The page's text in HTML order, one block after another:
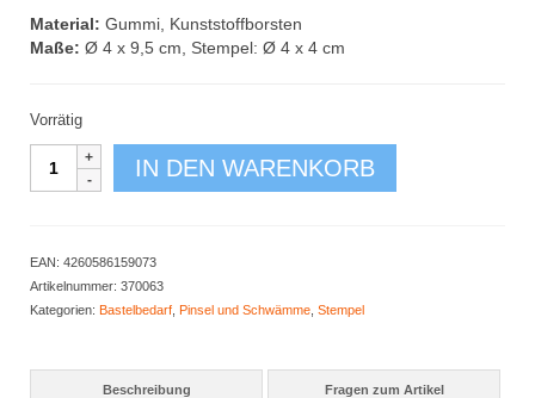
Material: Gummi, Kunststoffborsten
Maße: Ø 4 x 9,5 cm, Stempel: Ø 4 x 4 cm
Vorrätig
Grip
IN DEN WARENKORB
EAN: 4260586159073
Artikelnummer: 370063
Kategorien: Bastelbedarf Pinsel und Schwämme Stempel
Beschreibung Fragen zum Artikel